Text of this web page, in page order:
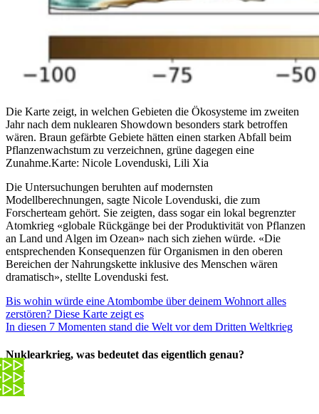
Die Karte zeigt, in welchen Gebieten die Ökosysteme im zweiten
Jahr nach dem nuklearen Showdown besonders stark betroffen
wären. Braun gefärbte Gebiete hätten einen starken Abfall beim
Pflanzenwachstum zu verzeichnen, grüne dagegen eine
Zunahme.Karte: Nicole Lovenduski, Lili Xia
Die Untersuchungen beruhten auf modernsten
Modellberechnungen, sagte Nicole Lovenduski, die zum
Forscherteam gehört. Sie zeigten, dass sogar ein lokal begrenzter
Atomkrieg «globale Rückgänge bei der Produktivität von Pflanzen
an Land und Algen im Ozean» nach sich ziehen würde. «Die
entsprechenden Konsequenzen für Organismen in den oberen
Bereichen der Nahrungskette inklusive des Menschen wären
dramatisch», stellte Lovenduski fest.
Bis wohin würde eine Atombombe über deinem Wohnort alles
zerstören? Diese Karte zeigt es
In diesen 7 Momenten stand die Welt vor dem Dritten Weltkrieg
Nuklearkrieg, was bedeutet das eigentlich genau?